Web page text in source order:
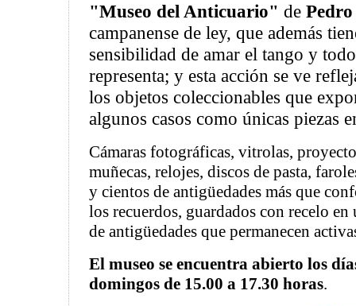
"Museo del Anticuario" de
campanense de ley, que además
sensibilidad de amar el tango y
representa; y esta acción se ve
los objetos coleccionables que
algunos casos como únicas piezas
Cámaras fotográficas, vitrolas,
muñecas, relojes, discos de pasta,
y cientos de antigüedades más que
los recuerdos, guardados con recelo en
de antigüedades que permanecen
El museo se encuentra abierto los
domingos de 15.00 a 17.30 horas.